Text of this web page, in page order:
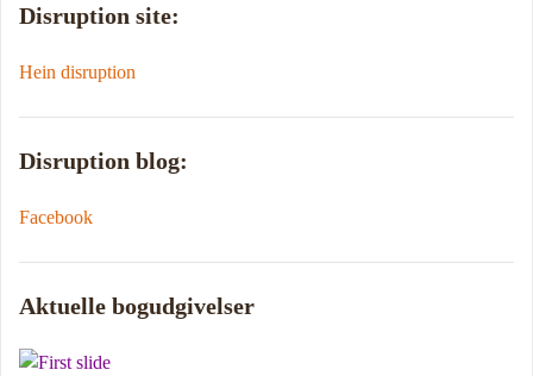
Disruption site:
Hein disruption
Disruption blog:
Facebook
Aktuelle bogudgivelser